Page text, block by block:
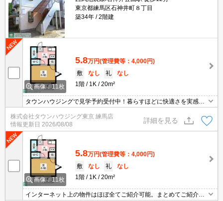
東京都練馬区石神井町８丁目
築34年
2階建
画像：11枚
5.8万円(管理費等：4,000円)
敷
なし 礼
なし
1階
1K 20m²
タウンハウジングで見学予約受付中！暮らすほどに快適さを実感で
きる設備仕様！駅前商業施設の多さ！日常の買い物に便利！
株式会社タウンハウジング東京 練馬店
情報更新日 2026/08/08
詳細を見る
画像：11枚
5.8万円(管理費等：4,000円)
敷
なし 礼
なし
1階
1K 20m²
インターネット上の物件はほぼ全てご紹介可能。まとめてご紹介致